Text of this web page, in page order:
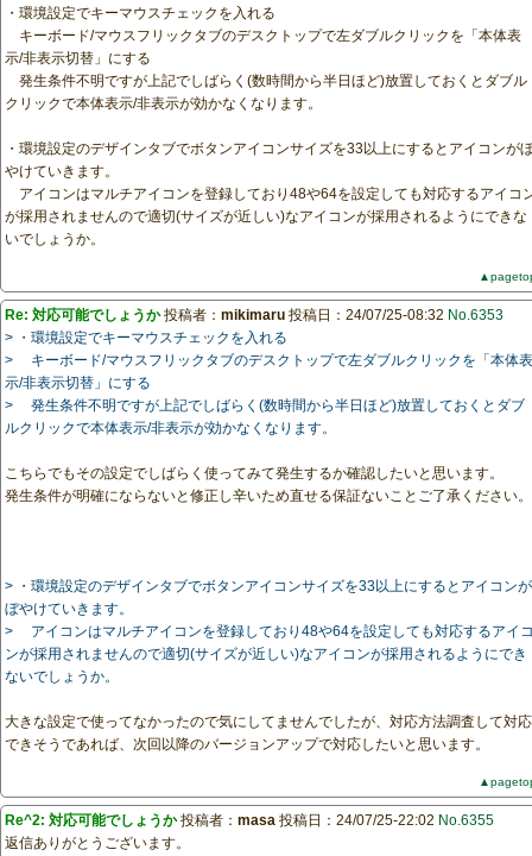
・環境設定でキーマウスチェックを入れる
キーボード/マウスフリックタブのデスクトップで左ダブルクリックを「本体表
示/非表示切替」にする
発生条件不明ですが上記でしばらく(数時間から半日ほど)放置しておくとダブル
クリックで本体表示/非表示が効かなくなります。
・環境設定のデザインタブでボタンアイコンサイズを33以上にするとアイコンが
やけていきます。
アイコンはマルチアイコンを登録しており48や64を設定しても対応するアイコ
が採用されませんので適切(サイズが近しい)なアイコンが採用されるようにできな
いでしょうか。
Re: 対応可能でしょうか投稿者： mikimaru 投稿日：24/07/25-08:32 No.6353
> ・環境設定でキーマウスチェックを入れる
> キーボード/マウスフリックタブのデスクトップで左ダブルクリックを「本体表
示/非表示切替」にする
> 発生条件不明ですが上記でしばらく(数時間から半日ほど)放置しておくとダブ
ルクリックで本体表示/非表示が効かなくなります。
こちらでもその設定でしばらく使ってみて発生するか確認したいと思います。
発生条件が明確にならないと修正し辛いため直せる保証ないことご了承ください。
> ・環境設定のデザインタブでボタンアイコンサイズを33以上にするとアイコンが
ぼやけていきます。
> アイコンはマルチアイコンを登録しており48や64を設定しても対応するアイ
ンが採用されませんので適切(サイズが近しい)なアイコンが採用されるようにでき
ないでしょうか。
大きな設定で使ってなかったので気にしてませんでしたが、対応方法調査して対応
できそうであれば、次回以降のバージョンアップで対応したいと思います。
Re^2: 対応可能でしょうか投稿者： masa 投稿日：24/07/25-22:02 No.6355
返信ありがとうございます。